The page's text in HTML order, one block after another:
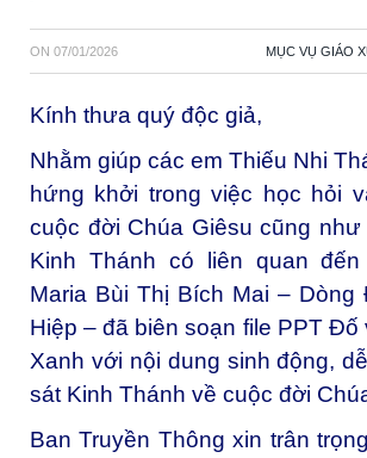
ON 07/01/2026 MỤC VỤ GIÁO
Kính thưa quý độc giả,
Nhằm giúp các em Thiếu Nhi
hứng khởi trong việc học hỏi
cuộc đời Chúa Giêsu cũng
Kinh Thánh có liên quan
Maria Bùi Thị Bích Mai – Dòng
Hiệp – đã biên soạn file PPT Đố
Xanh với nội dung sinh động,
sát Kinh Thánh về cuộc đời
Ban Truyền Thông xin trân